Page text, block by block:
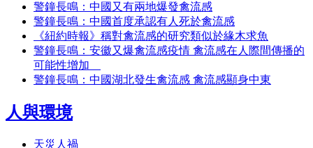
警鐘長鳴：中國又有兩地爆發禽流感
警鐘長鳴：中國首度承認有人死於禽流感
《紐約時報》稱對禽流感的研究類似於緣木求魚
警鐘長鳴：安徽又爆禽流感疫情 禽流感在人際間傳播的
可能性增加
警鐘長鳴：中國湖北發生禽流感 禽流感顯身中東
人與環境
天災人禍